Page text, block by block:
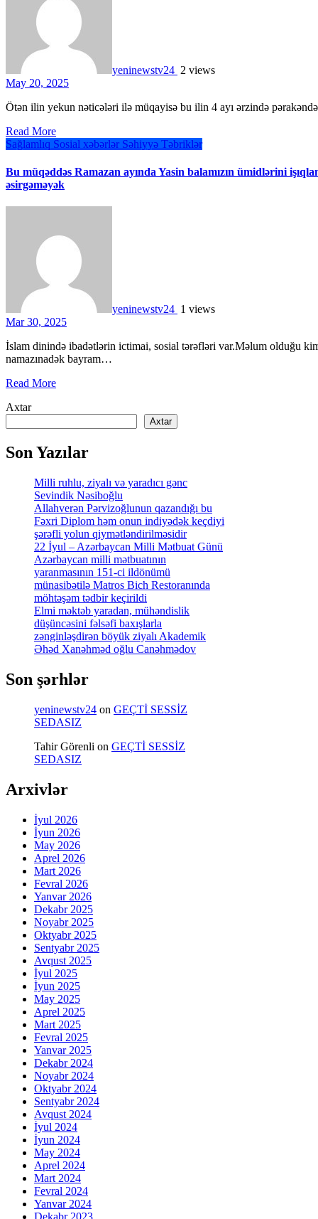
yeninewstv24 2 views
May 20, 2025
Ötən ilin yekun nəticələri ilə müqayisə bu ilin 4 ayı ərzində
Read More
Sağlamlıq Sosial xəbərlər Səhiyyə Təbriklər
Bu müqəddəs Ramazan ayında Yasin balamızın ümidlərini
əsirgəməyək
yeninewstv24 1 views
Mar 30, 2025
İslam dinində ibadətlərin ictimai, sosial tərəfləri var.Məlum olduğu kimi, bu gün Ramazan bayramıdır. Bayram günü günorta
namazınadək bayram…
Read More
Axtar
Axtar
Son Yazılar
Milli ruhlu, ziyalı və yaradıcı gənc
Sevindik Nəsiboğlu
Allahverən Pərvizoğlunun qazandığı bu
Fəxri Diplom həm onun indiyədək keçdiyi
şərəfli yolun qiymətləndirilməsidir
22 İyul – Azərbaycan Milli Mətbuat Günü
Azərbaycan milli mətbuatının
yaranmasının 151-ci ildönümü
münasibətilə Matros Bich Restoranında
möhtəşəm tədbir keçirildi
Elmi məktəb yaradan, mühəndislik
düşüncəsini fəlsəfi baxışlarla
zənginləşdirən böyük ziyalı Akademik
Əhəd Xanəhməd oğlu Canəhmədov
Son şərhlər
yeninewstv24 on GEÇTİ SESSİZ
SEDASIZ
Tahir Görenli on GEÇTİ SESSİZ
SEDASIZ
Arxivlər
İyul 2026
İyun 2026
May 2026
Aprel 2026
Mart 2026
Fevral 2026
Yanvar 2026
Dekabr 2025
Noyabr 2025
Oktyabr 2025
Sentyabr 2025
Avqust 2025
İyul 2025
İyun 2025
May 2025
Aprel 2025
Mart 2025
Fevral 2025
Yanvar 2025
Dekabr 2024
Noyabr 2024
Oktyabr 2024
Sentyabr 2024
Avqust 2024
İyul 2024
İyun 2024
May 2024
Aprel 2024
Mart 2024
Fevral 2024
Yanvar 2024
Dekabr 2023